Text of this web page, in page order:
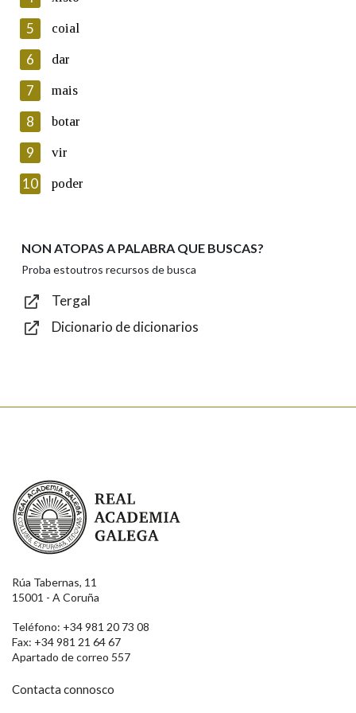
Lin e acepto as condicións da política de
Introduce o código que aparece na imaxe:
Texto de verificación
Enviar
5 coial
6 dar
7 mais
8 botar
9 vir
10 poder
NON ATOPAS A PALABRA QUE BUSCAS?
Proba estoutros recursos de busca
Tergal
Dicionario de dicionarios
Real Academia Galega
Rúa Tabernas, 11
15001 - A Coruña
Teléfono: +34 981 20 73 08
Fax: +34 981 21 64 67
Apartado de correo 557
Contacta connosco